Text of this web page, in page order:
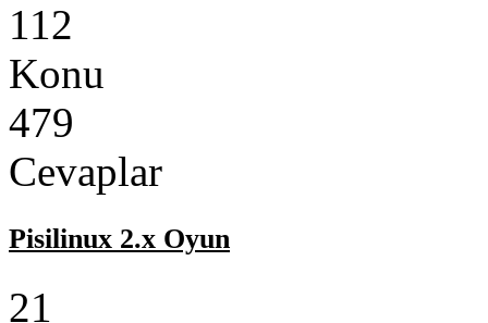
112
Konu
479
Cevaplar
Pisilinux 2.x Oyun
21